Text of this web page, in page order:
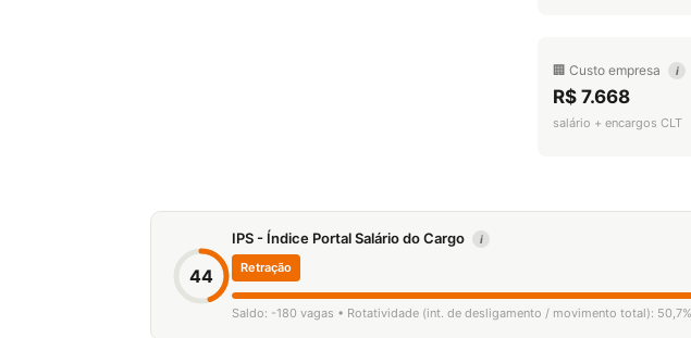
🏢 Custo empresa i
R$ 7.668
salário + encargos CLT
44
IPS - Índice Portal Salário do Cargo i
Retração
Saldo: -180 vagas • Rotatividade (int. de desligamento / movimento total):